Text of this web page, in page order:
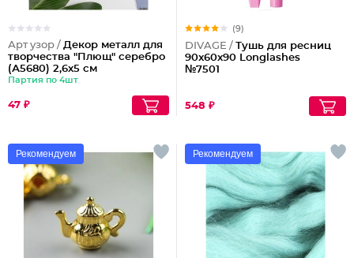
Арт узор / Декор металл для
творчества "Плющ" серебро
(А5680) 2,6х5 см
Партия по 4шт
47 ₽
(9)
DIVAGE / Тушь для ресниц
90x60x90 Longlashes
№7501
548 ₽
Рекомендуем Рекомендуем